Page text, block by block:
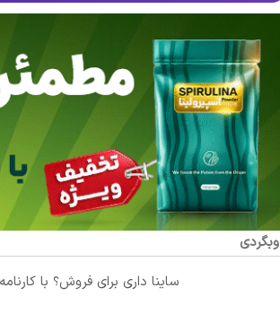
وبگردی
ساینا داری برای فروش؟ با